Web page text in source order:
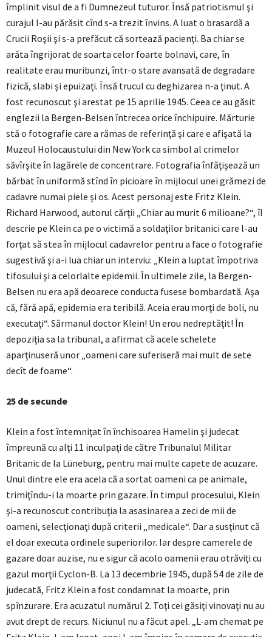
împlinit visul de a fi Dumnezeul tuturor. Însă patriotismul şi
curajul l-au părăsit cînd s-a trezit învins. A luat o brasardă a
Crucii Roşii şi s-a prefăcut că sortează pacienţi. Ba chiar se
arăta îngrijorat de soarta celor foarte bolnavi, care, în
realitate erau muribunzi, într-o stare avansată de degradare
fizică, slabi şi epuizaţi. Însă trucul cu deghizarea n-a ţinut. A
fost recunoscut şi arestat pe 15 aprilie 1945. Ceea ce au găsit
englezii la Bergen-Belsen întrecea orice închipuire. Mărturie
stă o fotografie care a rămas de referinţă şi care e afişată la
Muzeul Holocaustului din New York ca simbol al crimelor
săvîrşite în lagărele de concentrare. Fotografia înfăţişează un
bărbat în uniformă stînd în picioare în mijlocul unei grămezi de
cadavre numai piele şi os. Acest personaj este Fritz Klein.
Richard Harwood, autorul cărţii „Chiar au murit 6 milioane?“, îl
descrie pe Klein ca pe o victimă a soldaţilor britanici care l-au
forţat să stea în mijlocul cadavrelor pentru a face o fotografie
sugestivă şi a-i lua chiar un interviu: „Klein a luptat împotriva
tifosului şi a celorlalte epidemii. În ultimele zile, la Bergen-
Belsen nu era apă deoarece conducta fusese bombardată. Aşa
că, fără apă, epidemia era teribilă. Aceia erau morţi de boli, nu
executaţi“. Sărmanul doctor Klein! Un erou nedreptăţit! În
depoziţia sa la tribunal, a afirmat că acele schelete
aparţinuseră unor „oameni care suferiseră mai mult de sete
decît de foame“.
25 de secunde
Klein a fost întemniţat în închisoarea Hamelin şi judecat
împreună cu alţi 11 inculpaţi de către Tribunalul Militar
Britanic de la Lüneburg, pentru mai multe capete de acuzare.
Unul dintre ele era acela că a sortat oameni ca pe animale,
trimiţîndu-i la moarte prin gazare. În timpul procesului, Klein
şi-a recunoscut contribuţia la asasinarea a zeci de mii de
oameni, selecţionaţi după criterii „medicale“. Dar a susţinut că
el doar executa ordinele superiorilor. Iar despre camerele de
gazare doar auzise, nu e sigur că acolo oamenii erau otrăviţi cu
gazul morţii Cyclon-B. La 13 decembrie 1945, după 54 de zile de
judecată, Fritz Klein a fost condamnat la moarte, prin
spînzurare. Era acuzatul numărul 2. Toţi cei găsiţi vinovaţi nu au
avut drept de recurs. Niciunul nu a făcut apel. „L-am chemat pe